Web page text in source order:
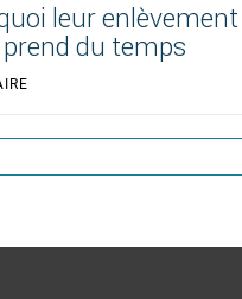
leur
du temps